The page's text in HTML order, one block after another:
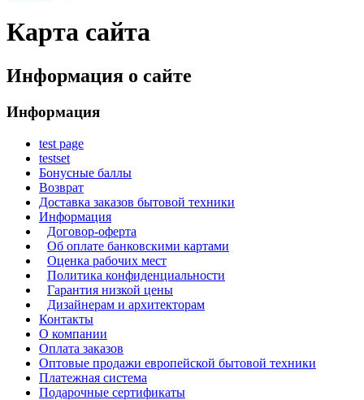
Карта сайта
Информация о сайте
Информация
test page
testset
Бонусные баллы
Возврат
Доставка заказов бытовой техники
Информация
Договор-оферта
Об оплате банковскими картами
Оценка рабочих мест
Политика конфиденциальности
Гарантия низкой цены
Дизайнерам и архитекторам
Контакты
О компании
Оплата заказов
Оптовые продажи европейской бытовой техники
Платежная система
Подарочные сертификаты